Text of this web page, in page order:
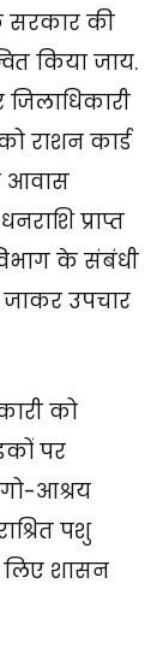
सरकार की
किया जाय.
राशन कार्ड
आवास
प्राप्त
के संबंधी
जाकर उपचार
को
पर
आश्रय
पशु
शासन